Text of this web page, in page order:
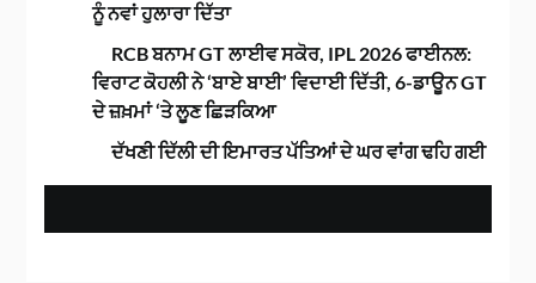
ਨੂੰ ਨਵਾਂ ਹੁਲਾਰਾ ਦਿੱਤਾ
RCB ਬਨਾਮ GT ਲਾਈਵ ਸਕੋਰ, IPL 2026 ਫਾਈਨਲ:
ਵਿਰਾਟ ਕੋਹਲੀ ਨੇ ‘ਬਾਏ ਬਾਈ’ ਵਿਦਾਈ ਦਿੱਤੀ, 6-ਡਾਊਨ GT
ਦੇ ਜ਼ਖ਼ਮਾਂ ‘ਤੇ ਲੂਣ ਛਿੜਕਿਆ
ਦੱਖਣੀ ਦਿੱਲੀ ਦੀ ਇਮਾਰਤ ਪੱਤਿਆਂ ਦੇ ਘਰ ਵਾਂਗ ਢਹਿ ਗਈ